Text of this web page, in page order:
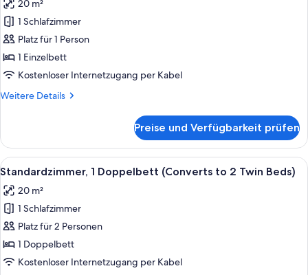
2
Twin
Beds;with
Sofabed)
für
Standardzimmer,
1 Einzelbett
anzeigen
20 m²
1 Schlafzimmer
Platz für 1 Person
1 Einzelbett
Kostenloser Internetzugang per Kabel
Weitere Details
Weitere
1 Einzelbett
Preise und Verfügbarkeit prüfen
Alle
Fotos
für
Standardzimmer,
1
Doppelbett
(Converts
Ein modernes Hotelzimmer mit
12
Standardzimmer, 1 Doppelbett (Converts to 2 Twin Beds)
20 m²
1 Schlafzimmer
Platz für 2 Personen
1 Doppelbett
Kostenloser Internetzugang per Kabel